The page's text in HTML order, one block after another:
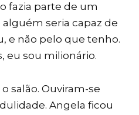
fazia parte de um
alguém seria capaz de
e não pelo que tenho.
eu sou milionário.
salão. Ouviram-se
Angela ficou